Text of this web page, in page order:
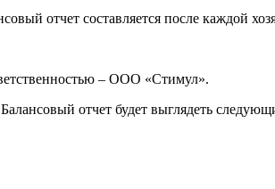
отчет составляется после каждой
– ООО «Стимул».
отчет будет выглядеть